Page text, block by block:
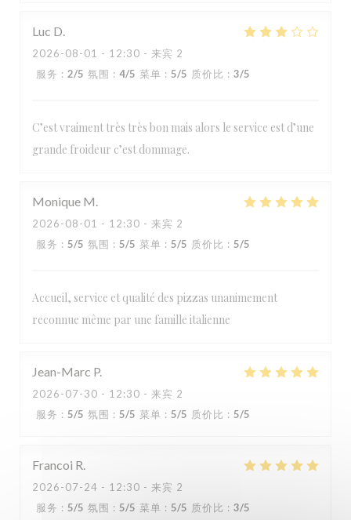
Luc D
2026-08-01 - 12:30 - 来宾 2
服务 : 2/5 氛围 : 4/5 菜单 : 5/5 质价比 : 3/5
C’est vraiment très très bon mais alors le service est d’une
grande froideur c’est dommage.
Monique M
2026-08-01 - 12:30 - 来宾 2
服务 : 5/5 氛围 : 5/5 菜单 : 5/5 质价比 : 5/5
Accueil, service et qualité des pizzas unanimement
reconnue même par une famille italienne
Jean-Marc P
2026-07-30 - 12:30 - 来宾 2
服务 : 5/5 氛围 : 5/5 菜单 : 5/5 质价比 : 5/5
Francoi R
2026-07-24 - 12:30 - 来宾 2
服务 : 5/5 氛围 : 5/5 菜单 : 5/5 质价比 : 3/5